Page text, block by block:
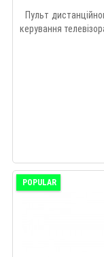
Пульт
керування
POPULAR